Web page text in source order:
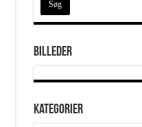
Billeder
Kategorier